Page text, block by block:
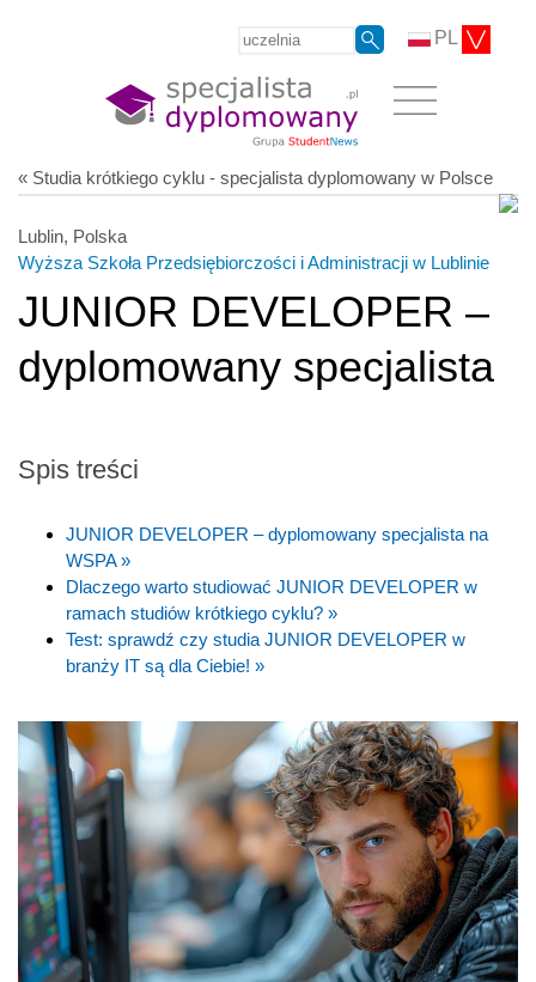
PL
« Studia krótkiego cyklu - specjalista dyplomowany w Polsce
Lublin, Polska
Wyższa Szkoła Przedsiębiorczości i Administracji w Lublinie
JUNIOR DEVELOPER –
dyplomowany specjalista
Spis treści
JUNIOR DEVELOPER – dyplomowany specjalista na
WSPA »
Dlaczego warto studiować JUNIOR DEVELOPER w
ramach studiów krótkiego cyklu? »
Test: sprawdź czy studia JUNIOR DEVELOPER w
branży IT są dla Ciebie! »